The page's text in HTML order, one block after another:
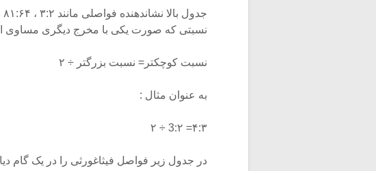
نسبتی که صورت یکی با مخرج دیگری مساوی
نسبت کوچکتر= نسبت بزرگتر ÷ ۲
به عنوان مثال :
۴:۳= 3:۲ ÷ ۲
در جدول زیر فواصل فیثاغورثی را در یک گام